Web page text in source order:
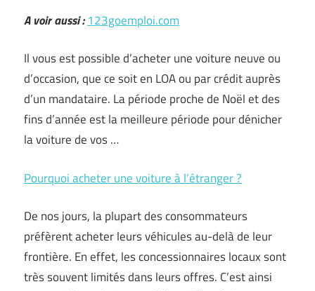
A voir aussi : 123goemploi.com
Il vous est possible d’acheter une voiture neuve ou
d’occasion, que ce soit en LOA ou par crédit auprès
d’un mandataire. La période proche de Noël et des
fins d’année est la meilleure période pour dénicher
la voiture de vos …
Pourquoi acheter une voiture à l’étranger ?
De nos jours, la plupart des consommateurs
préfèrent acheter leurs véhicules au-delà de leur
frontière. En effet, les concessionnaires locaux sont
très souvent limités dans leurs offres. C’est ainsi